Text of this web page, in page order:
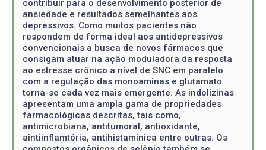
contribuir para o desenvolvimento posterior de
ansiedade e resultados semelhantes aos
depressivos. Como muitos pacientes não
respondem de forma ideal aos antidepressivos
convencionais a busca de novos fármacos que
consigam atuar na ação moduladora da resposta
ao estresse crônico a nível de SNC em paralelo
com a regulação das monoaminas e glutamato
torna-se cada vez mais emergente. As indolizinas
apresentam uma ampla gama de propriedades
farmacológicas descritas, tais como,
antimicrobiana, antitumoral, antioxidante,
aintiinflamtória, antihistamínica entre outras. Os